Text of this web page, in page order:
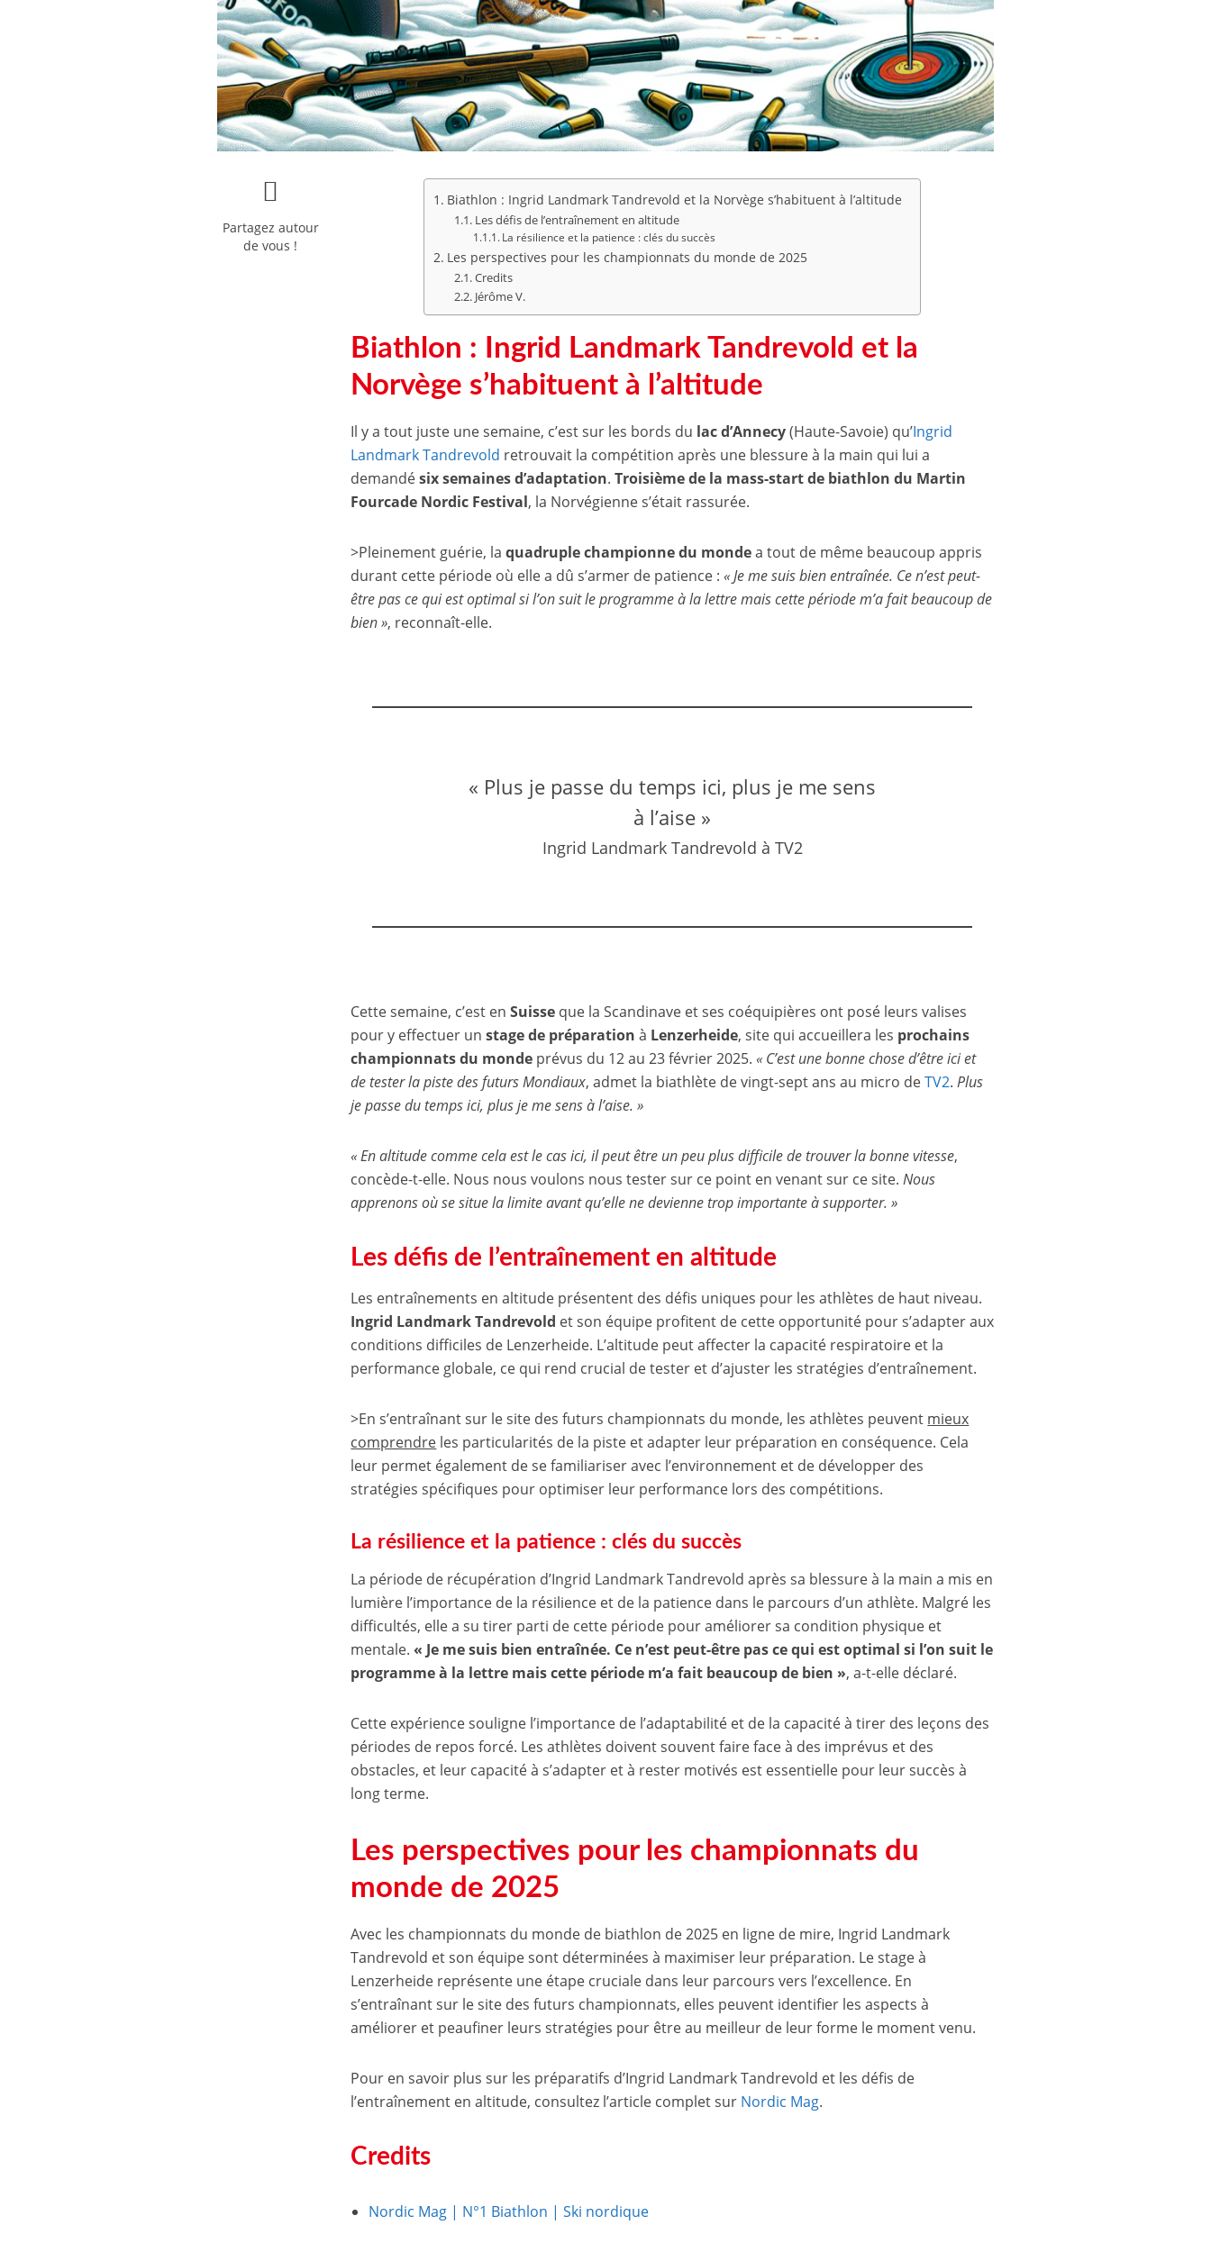
Partagez autour
de vous !
Biathlon : Ingrid Landmark Tandrevold et la Norvège s’habituent à l’altitude
Les défis de l’entraînement en altitude
La résilience et la patience : clés du succès
Les perspectives pour les championnats du monde de 2025
Credits
Jérôme V.
Biathlon : Ingrid Landmark Tandrevold et la
Norvège s’habituent à l’altitude
Il y a tout juste une semaine, c’est sur les bords du lac d’Annecy(Haute-Savoie) qu’Ingrid
Landmark Tandrevold retrouvait la compétition après une blessure à la main qui lui a
demandésix semaines d’adaptation.Troisième de la mass-start de biathlon du Martin
Fourcade Nordic Festival, la Norvégienne s’était rassurée.
>Pleinement guérie, laquadruple championne du mondea tout de même beaucoup appris
durant cette période où elle a dû s’armer de patience :« Je me suis bien entraînée. Ce n’est peut-
être pas ce qui est optimal si l’on suit le programme à la lettre mais cette période m’a fait beaucoup de
bien », reconnaît-elle.
« Plus je passe du temps ici, plus je me sens
à l’aise »
Ingrid Landmark Tandrevold à TV2
Cette semaine, c’est enSuisse que la Scandinave et ses coéquipières ont posé leurs valises
pour y effectuer unstage de préparation à Lenzerheide, site qui accueillera les prochains
championnats du monde prévus du 12 au 23 février 2025.« C’est une bonne chose d’être ici et
de tester la piste des futurs Mondiaux, admet la biathlète de vingt-sept ans au micro deTV2.Plus
je passe du temps ici, plus je me sens à l’aise. »
« En altitude comme cela est le cas ici, il peut être un peu plus difficile de trouver la bonne vitesse,
concède-t-elle. Nous nous voulons nous tester sur ce point en venant sur ce site.Nous
apprenons où se situe la limite avant qu’elle ne devienne trop importante à supporter. »
Les défis de l’entraînement en altitude
Les entraînements en altitude présentent des défis uniques pour les athlètes de haut niveau.
Ingrid Landmark Tandrevold et son équipe profitent de cette opportunité pour s’adapter aux
conditions difficiles de Lenzerheide. L’altitude peut affecter la capacité respiratoire et la
performance globale, ce qui rend crucial de tester et d’ajuster les stratégies d’entraînement.
>En s’entraînant sur le site des futurs championnats du monde, les athlètes peuvent mieux
comprendre les particularités de la piste et adapter leur préparation en conséquence. Cela
leur permet également de se familiariser avec l’environnement et de développer des
stratégies spécifiques pour optimiser leur performance lors des compétitions.
La résilience et la patience : clés du succès
La période de récupération d’Ingrid Landmark Tandrevold après sa blessure à la main a mis en
lumière l’importance de la résilience et de la patience dans le parcours d’un athlète. Malgré les
difficultés, elle a su tirer parti de cette période pour améliorer sa condition physique et
mentale.« Je me suis bien entraînée. Ce n’est peut-être pas ce qui est optimal si l’on suit le
programme à la lettre mais cette période m’a fait beaucoup de bien », a-t-elle déclaré.
Cette expérience souligne l’importance de l’adaptabilité et de la capacité à tirer des leçons des
périodes de repos forcé. Les athlètes doivent souvent faire face à des imprévus et des
obstacles, et leur capacité à s’adapter et à rester motivés est essentielle pour leur succès à
long terme.
Les perspectives pour les championnats du
monde de 2025
Avec les championnats du monde de biathlon de 2025 en ligne de mire, Ingrid Landmark
Tandrevold et son équipe sont déterminées à maximiser leur préparation. Le stage à
Lenzerheide représente une étape cruciale dans leur parcours vers l’excellence. En
s’entraînant sur le site des futurs championnats, elles peuvent identifier les aspects à
améliorer et peaufiner leurs stratégies pour être au meilleur de leur forme le moment venu.
Pour en savoir plus sur les préparatifs d’Ingrid Landmark Tandrevold et les défis de
l’entraînement en altitude, consultez l’article complet sur Nordic Mag.
Credits
Nordic Mag | N°1 Biathlon | Ski nordique